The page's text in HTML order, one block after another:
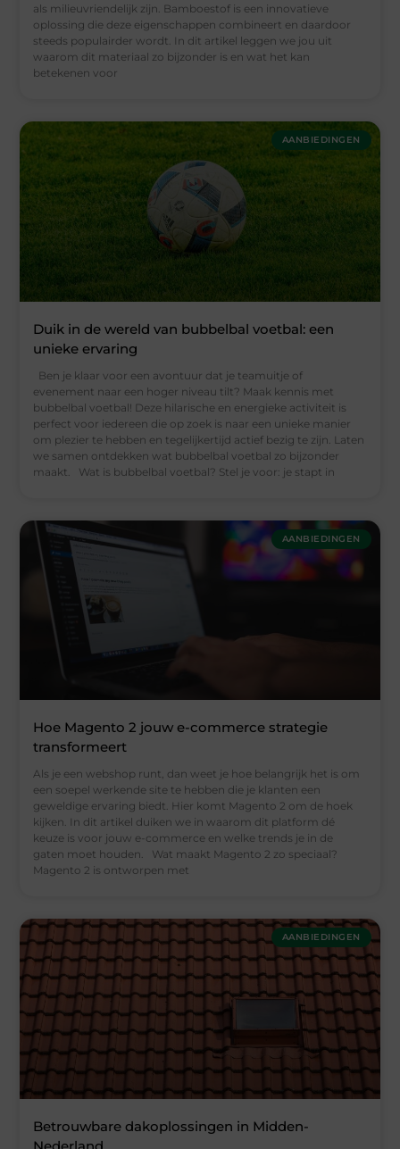
als milieuvriendelijk zijn. Bamboestof is een innovatieve
oplossing die deze eigenschappen combineert en daardoor
steeds populairder wordt. In dit artikel leggen we jou uit
waarom dit materiaal zo bijzonder is en wat het kan
betekenen voor
AANBIEDINGEN
Duik in de wereld van bubbelbal voetbal: een
unieke ervaring
Ben je klaar voor een avontuur dat je teamuitje of
evenement naar een hoger niveau tilt? Maak kennis met
bubbelbal voetbal! Deze hilarische en energieke activiteit is
perfect voor iedereen die op zoek is naar een unieke manier
om plezier te hebben en tegelijkertijd actief bezig te zijn. Laten
we samen ontdekken wat bubbelbal voetbal zo bijzonder
maakt. Wat is bubbelbal voetbal? Stel je voor: je stapt in
AANBIEDINGEN
Hoe Magento 2 jouw e-commerce strategie
transformeert
Als je een webshop runt, dan weet je hoe belangrijk het is om
een soepel werkende site te hebben die je klanten een
geweldige ervaring biedt. Hier komt Magento 2 om de hoek
kijken. In dit artikel duiken we in waarom dit platform dé
keuze is voor jouw e-commerce en welke trends je in de
gaten moet houden. Wat maakt Magento 2 zo speciaal?
Magento 2 is ontworpen met
AANBIEDINGEN
Betrouwbare dakoplossingen in Midden-